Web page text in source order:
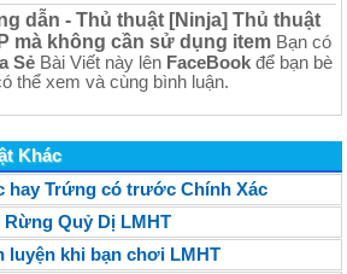
dẫn - Thủ thuật [Ninja] Thủ thuật
mà không cần sử dụng itemBạn có
Sẻ Bài Viết này lên FaceBook để bạn bè
thể xem và cùng bình luận.
Khác
hay Trứng có trước Chính Xác
Quỷ Dị LMHT
luyện khi bạn chơi LMHT